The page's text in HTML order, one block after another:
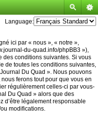
Language:
ici par « nous », « notre »,
du-quad.info/phpBB3 »),
des conditions suivantes. Si vous
de toutes les conditions suivantes,
Du Quad ». Nous pouvons
ferons tout pour que vous en
régulièrement celles-ci par vous-
Du Quad » alors que des
d’être légalement responsable
modifications.